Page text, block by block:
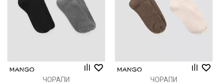
ЧОРАПИ ЧОРАПИ